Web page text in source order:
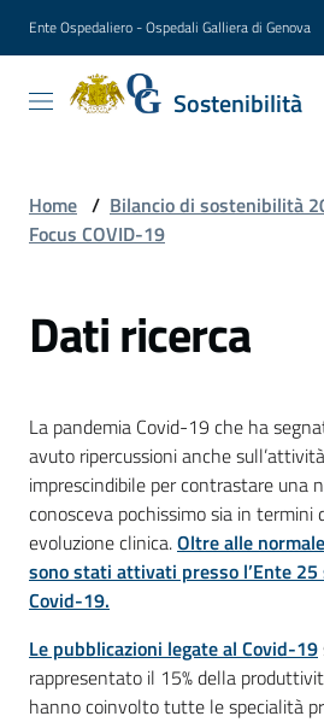
Vai al contenuto
Vai alla navigazione
Vai al footer
Ente Ospedaliero - Ospedali Galliera di Genova
Sostenibilità
Sostenibilità
Ospedali Galliera
Lettera
del
Presentazione
del
Analisi
di
materialità
Mappa
degli
Stakeholders
Home / Bilancio di sostenibilità
Focus COVID-19
Dati ricerca
La pandemia Covid-19 che ha
avuto ripercussioni anche
imprescindibile per contrastare una
conosceva pochissimo sia in termini
evoluzione clinica.Oltre alle
sono stati attivati presso l’Ente
Covid-19.
Le pubblicazioni legate al Covid-19
rappresentato il 15% della
hanno coinvolto tutte le specialità